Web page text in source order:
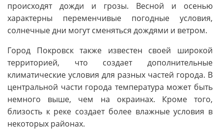
происходят дожди и грозы. Весной и осенью
характерны переменчивые погодные условия,
солнечные дни могут сменяться дождями и ветром.
Город Покровск также известен своей широкой
территорией, что создает дополнительные
климатические условия для разных частей города. В
центральной части города температура может быть
немного выше, чем на окраинах. Кроме того,
близость к реке создает более влажные условия в
некоторых районах.